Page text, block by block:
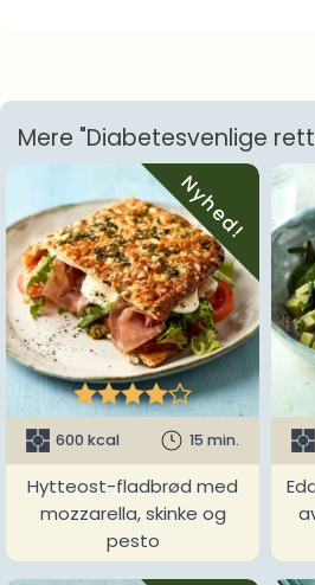
Mere "Diabetesvenlige
Nyhed!

600 kcal 15 min.
Hytteost-fladbrød med
mozzarella, skinke og
pesto